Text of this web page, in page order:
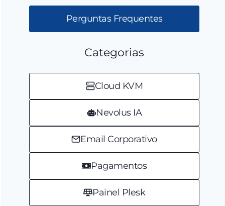
Perguntas Frequentes
Categorias
Cloud KVM
Nevolus IA
Email Corporativo
Pagamentos
Painel Plesk